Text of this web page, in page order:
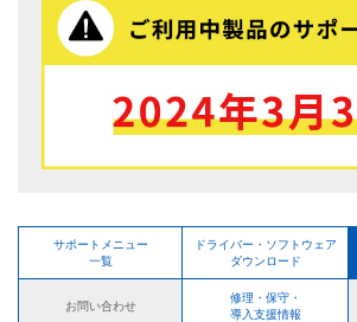
サポートメニュー
一覧
ドライバー・ソフトウェア
ダウンロード
お問い合わせ
修理・保守・
導入支援情報